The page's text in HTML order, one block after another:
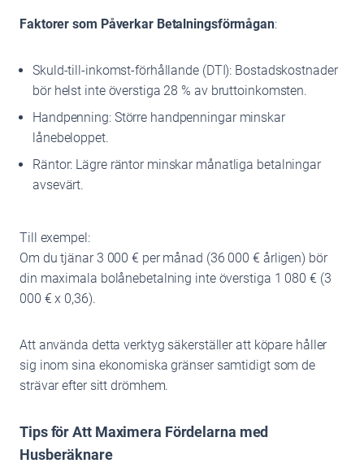
Faktorer som Påverkar Betalningsförmågan:
Skuld-till-inkomst-förhållande (DTI): Bostadskostnader
bör helst inte överstiga 28 % av bruttoinkomsten.
Handpenning: Större handpenningar minskar
lånebeloppet.
Räntor: Lägre räntor minskar månatliga betalningar
avsevärt.
Till exempel:
Om du tjänar 3 000 € per månad (36 000 € årligen) bör
din maximala bolånebetalning inte överstiga 1 080 € (3
000 € x 0,36).
Att använda detta verktyg säkerställer att köpare håller
sig inom sina ekonomiska gränser samtidigt som de
strävar efter sitt drömhem.
Tips för Att Maximera Fördelarna med
Husberäknare